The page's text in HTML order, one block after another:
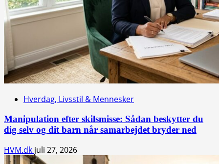
Hverdag, Livsstil & Mennesker
Manipulation efter skilsmisse: Sådan beskytter du
dig selv og dit barn når samarbejdet bryder ned
HVM.dk juli 27, 2026